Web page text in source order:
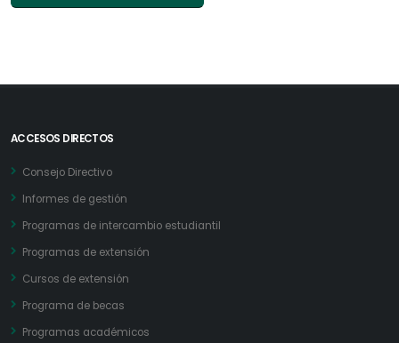
ACCESOS DIRECTOS
Consejo Directivo
Informes de gestión
Programas de intercambio estudiantil
Programas de extensión
Cursos de extensión
Programa de becas
Programas académicos